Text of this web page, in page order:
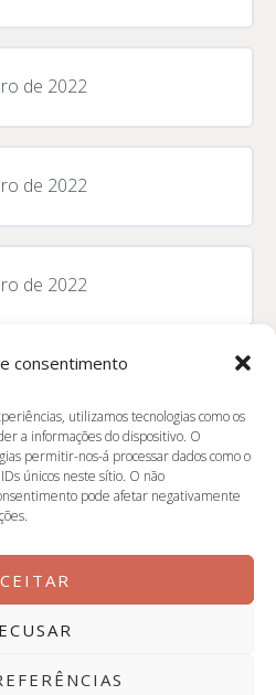
consentimento
utilizamos tecnologias como os
a informações do dispositivo. O
permitir-nos-á processar dados como o
únicos neste sítio. O não
pode afetar negativamente
de 2022
de 2022
de 2022
Ganapati
Instagram
2026 | Powered by Īśvara